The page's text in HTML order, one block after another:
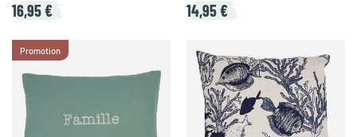
16,95 € 14,95 €
Promotion